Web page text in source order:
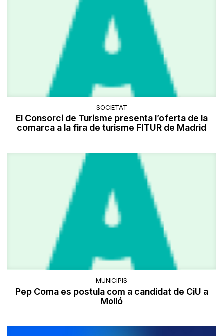
SOCIETAT
El Consorci de Turisme presenta l’oferta de la
comarca a la fira de turisme FITUR de Madrid
MUNICIPIS
Pep Coma es postula com a candidat de CiU a
Molló